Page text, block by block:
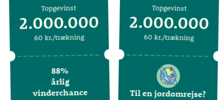
Topgevinst
2.000.000
60 kr./trækning
88%
årlig
vinderchance
Ingen gevinster Topgevinst
2.000.000
60 kr./trækning
Til en jordomrejse?
Ingen gevinster